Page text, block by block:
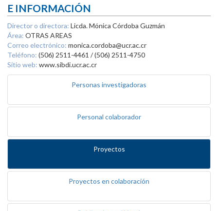
E INFORMACIÓN
Director o directora: Licda. Mónica Córdoba Guzmán
Área: OTRAS AREAS
Correo electrónico: monica.cordoba@ucr.ac.cr
Teléfono: (506) 2511-4461 / (506) 2511-4750
Sitio web: www.sibdi.ucr.ac.cr
Personas investigadoras
Personal colaborador
Proyectos
Proyectos en colaboración